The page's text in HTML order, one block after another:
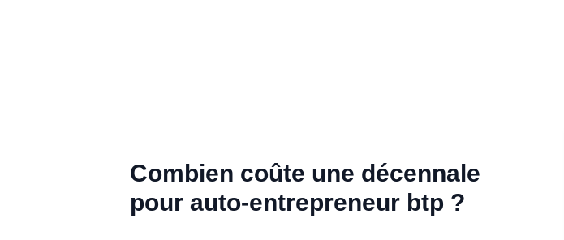
Combien coûte une décennale
pour auto-entrepreneur btp ?